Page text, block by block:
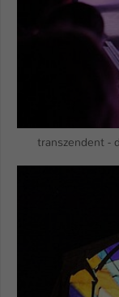
transzendent -